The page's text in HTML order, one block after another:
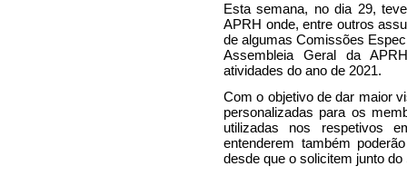
Esta semana, no dia 29,
APRH onde, entre outros
de algumas Comissões
Assembleia Geral da
atividades do ano de 2021.
Com o objetivo de dar maior
personalizadas para os
utilizadas nos respetivos
entenderem também
desde que o solicitem junto do